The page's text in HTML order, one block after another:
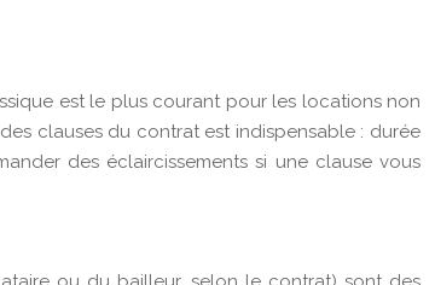
est le plus courant pour les locations non
clauses du contrat est indispensable : durée
des éclaircissements si une clause vous